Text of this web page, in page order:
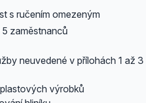
s ručením omezeným
5 zaměstnanců
neuvedené v přílohách 1 až 3
výrobků